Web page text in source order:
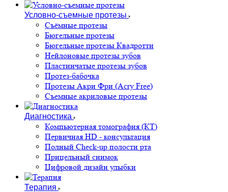
Условно-съемные протезы
Съёмные протезы
Бюгельные протезы
Бюгельные протезы Квадротти
Нейлоновые протезы зубов
Пластинчатые протезы зубов
Протез-бабочка
Протезы Акри Фри (Acry Free)
Съемные акриловые протезы
Диагностика
Компьютерная томография (КТ)
Первичная HD - консультация
Полный Check-up полости рта
Прицельный снимок
Цифровой дизайн улыбки
Терапия